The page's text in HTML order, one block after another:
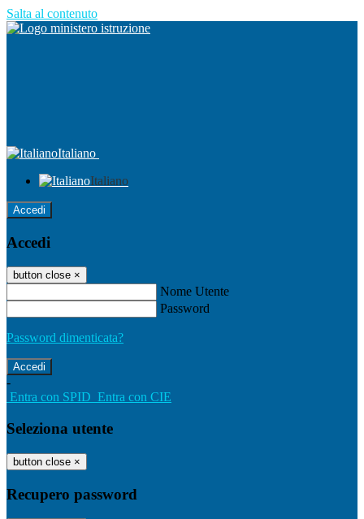
Salta al contenuto
Italiano
Italiano
Accedi
Accedi
button close ×
Nome Utente
Password
Password dimenticata?
-
Entra con SPID Entra con CIE
Seleziona utente
button close ×
Recupero password